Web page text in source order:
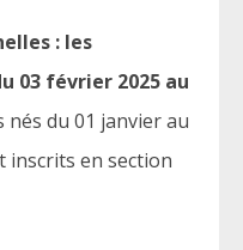
: les
03 février 2025 au
nés du 01 janvier au
inscrits en section